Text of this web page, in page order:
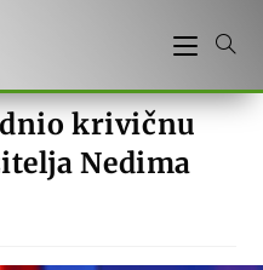
krivičnu
Nedima